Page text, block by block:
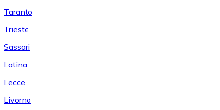
Taranto
Trieste
Sassari
Latina
Lecce
Livorno